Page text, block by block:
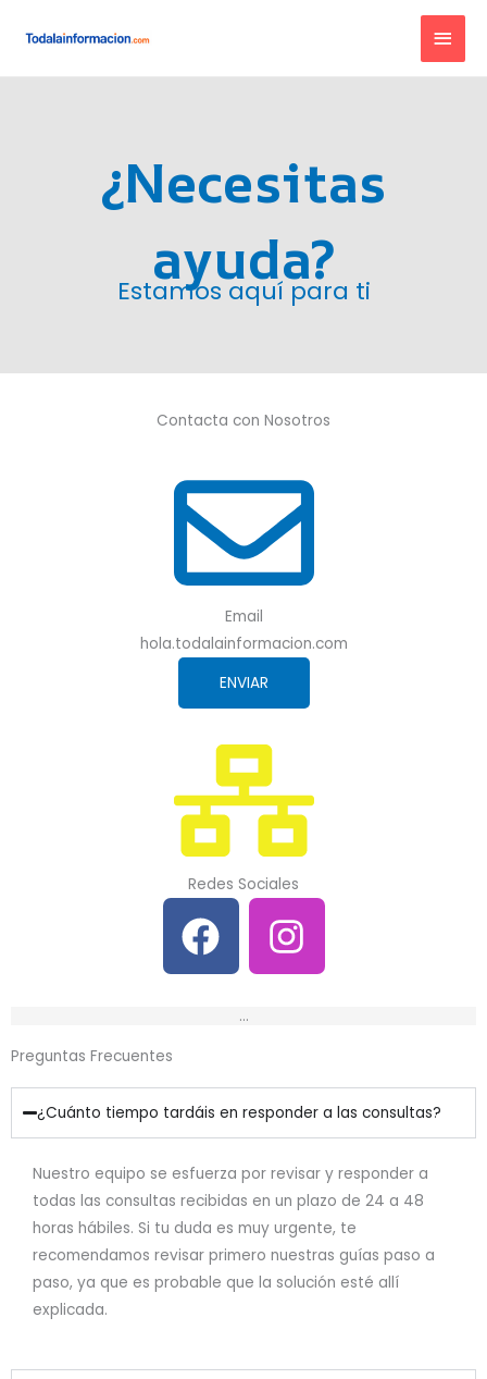
¿Necesitas
ayuda?
Estamos aquí para ti
Contacta con Nosotros
Email
hola.todalainformacion.com
ENVIAR
Redes Sociales
F
a
c
o
o
k
I
n
s
g
r
a
m
...
Preguntas Frecuentes
¿Cuánto tiempo tardáis en responder a las consultas?
Nuestro equipo se esfuerza por revisar y responder a
todas las consultas recibidas en un plazo de 24 a 48
horas hábiles. Si tu duda es muy urgente, te
recomendamos revisar primero nuestras guías paso a
paso, ya que es probable que la solución esté allí
explicada.